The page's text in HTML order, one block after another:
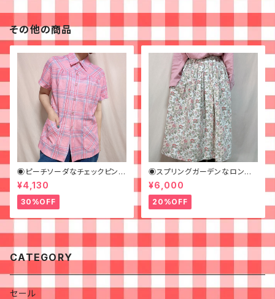
その他の商品
◉ピーチソーダなチェックピンク
シャツ◉古着 半袖シャツ
¥4,130
30%OFF
◉スプリングガーデンなロング
スカート◉ 古着 花柄 クリーム
ピンク 春
¥6,000
20%OFF
CATEGORY
セール